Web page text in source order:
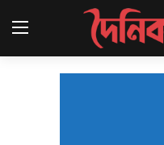
আজ বৃহস্পতিবার আগস্ট 6, 2026 |